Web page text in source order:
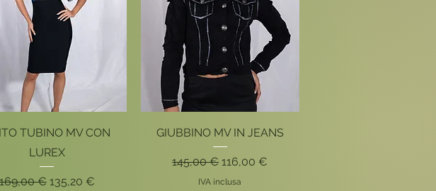
Vista rapida
TUBINO MV CON
LUREX
regolare
€ Prezzo scontato
135,20 €
Vista rapida
GIUBBINO MV IN JEANS
Prezzo regolare
145,00 € Prezzo scontato
116,00 €
IVA inclusa